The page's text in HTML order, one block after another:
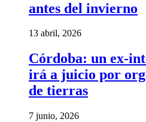
antes del invierno
13 abril, 2026
Córdoba: un ex-
irá a juicio por
de tierras
7 junio, 2026